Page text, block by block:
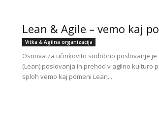
Lean & Agile – vemo kaj
Vitka & Agilna organizacija
Osnova za učinkovito sodobno poslovanje
(Lean) poslovanja in prehod v agilno kulturo
sploh vemo kaj pomeni Lean...